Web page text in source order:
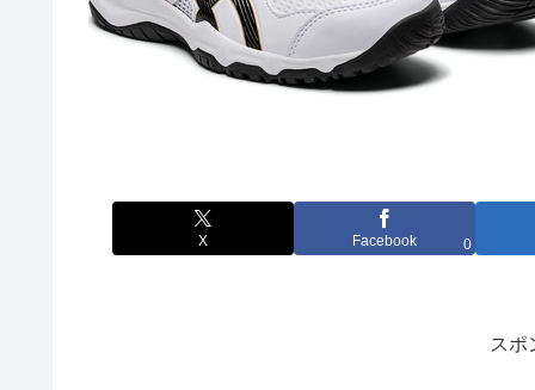
X Facebook 0
スポ